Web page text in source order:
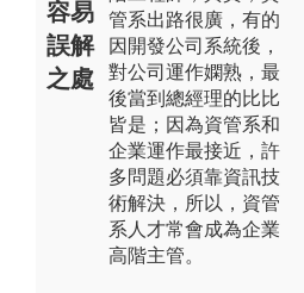
容易
誤解
之處
管系出路很廣，有的
因開發公司系統後，
對公司運作嫻熟，最
後當到總經理的比比
皆是；因為資管系和
企業運作最接近，許
多問題必須靠資訊技
術解決，所以，資管
系人才常會成為企業
高階主管。